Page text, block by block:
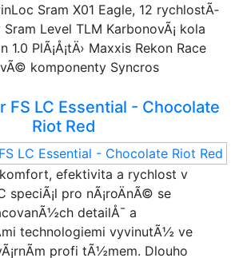
Sram X01 Eagle, 12 rychlostÃ­
Level TLM KarbonovÃ¡ kola
1.0 PlÃ¡Å¡tÄ› Maxxis Rekon Race
komponenty Syncros
FS LC Essential - Chocolate
Riot Red
komfort, efektivita a rychlost v
speciÃ¡l pro nÃ¡roÄnÃ© se
detailÅ¯ a
technologiemi vyvinutÃ½ ve
profi tÃ½mem. Dlouho